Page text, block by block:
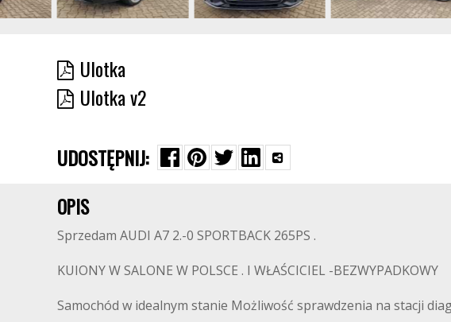
Ulotka
Ulotka v2
UDOSTĘPNIJ:
OPIS
Sprzedam AUDI A7 2.-0 SPORTBACK 265PS .
KUIONY W SALONE W POLSCE . I WŁAŚCICIEL -BEZWYPADKOWY
Samochód w idealnym stanie Możliwość sprawdzenia na stacji